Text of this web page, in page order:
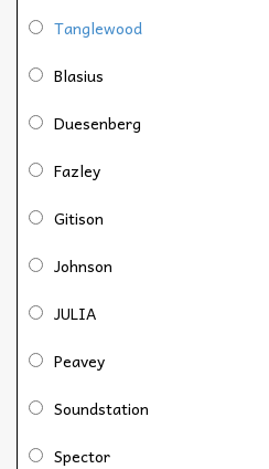
Tanglewood
Blasius
Duesenberg
Fazley
Gitison
Johnson
JULIA
Peavey
Soundstation
Spector